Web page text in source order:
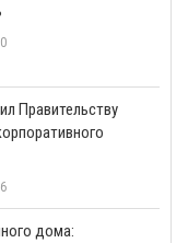
Правительству
дома: